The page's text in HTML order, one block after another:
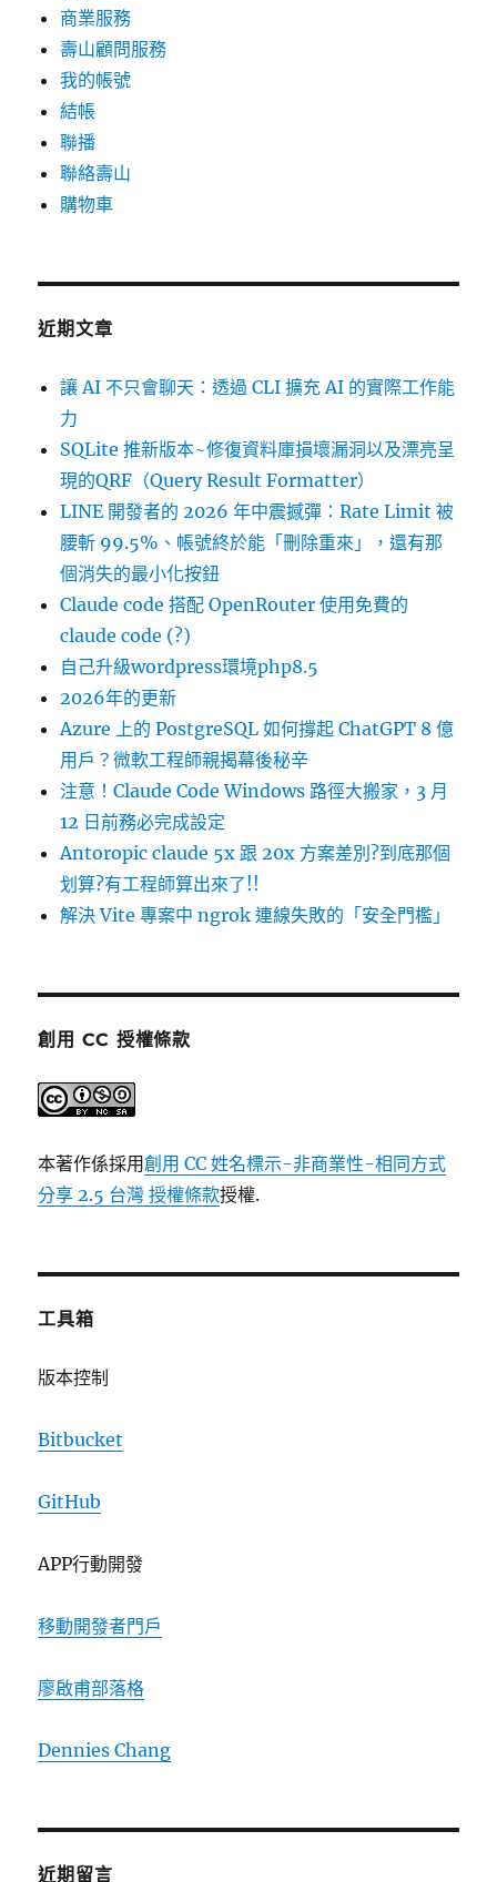
商業服務
壽山顧問服務
我的帳號
結帳
聯播
聯絡壽山
購物車
近期文章
讓 AI 不只會聊天：透過 CLI 擴充 AI 的實際工作能
力
SQLite 推新版本~修復資料庫損壞漏洞以及漂亮呈
現的QRF（Query Result Formatter）
LINE 開發者的 2026 年中震撼彈：Rate Limit 被
腰斬 99.5%、帳號終於能「刪除重來」，還有那
個消失的最小化按鈕
Claude code 搭配 OpenRouter 使用免費的
claude code (?)
自己升級wordpress環境php8.5
2026年的更新
Azure 上的 PostgreSQL 如何撐起 ChatGPT 8 億
用戶？微軟工程師親揭幕後秘辛
注意！Claude Code Windows 路徑大搬家，3 月
12 日前務必完成設定
Antoropic claude 5x 跟 20x 方案差別?到底那個
划算?有工程師算出來了!!
解決 Vite 專案中 ngrok 連線失敗的「安全門檻」
創用 CC 授權條款
本著作係採用創用 CC 姓名標示-非商業性-相同方式
分享 2.5 台灣 授權條款授權.
工具箱
版本控制
Bitbucket
GitHub
APP行動開發
移動開發者門戶
廖啟甫部落格
Dennies Chang
近期留言